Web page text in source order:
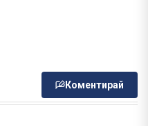
Коментирай